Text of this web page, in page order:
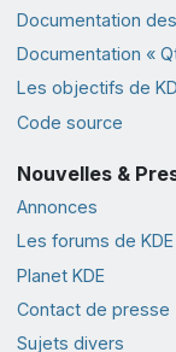
Documentation
Documentation «
Les objectifs de
Code source
Nouvelles &
Annonces
Les forums de KDE
Planet KDE
Contact de presse
Sujets divers